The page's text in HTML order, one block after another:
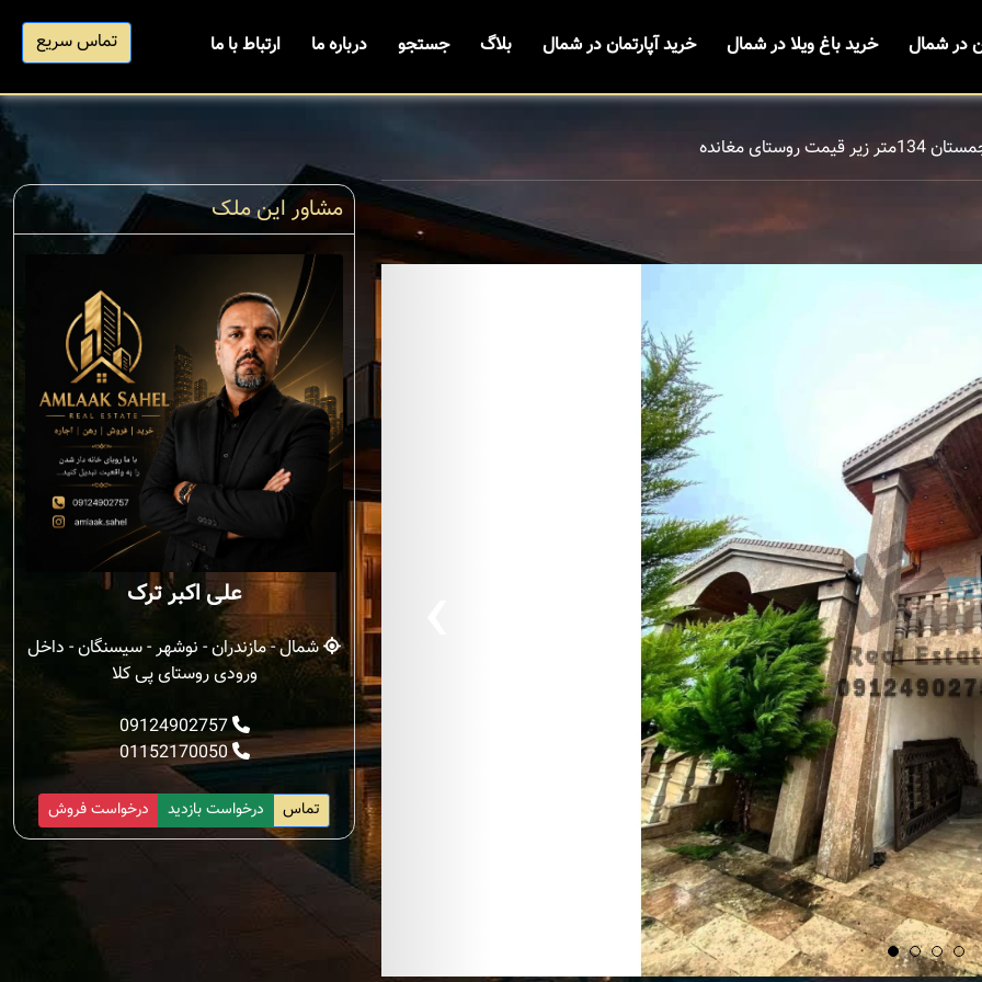
در شمال خرید باغ ویلا در شمال خرید آپارتمان در شمال بلاگ جستجو درباره ما ارتباط با ما تماس سریع
قیمت روستای مغانده
مشاور این ملک
علی اکبر ترک
شمال - مازندران - نوشهر - سیسنگان - داخل
ورودی روستای پی کلا
09124902757
01152170050
درخواست فروش درخواست بازدید تماس